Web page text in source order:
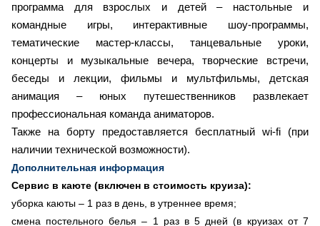
программа для взрослых и детей – настольные и
командные игры, интерактивные шоу-программы,
тематические мастер-классы, танцевальные уроки,
концерты и музыкальные вечера, творческие встречи,
беседы и лекции, фильмы и мультфильмы, детская
анимация – юных путешественников развлекает
профессиональная команда аниматоров.
Также на борту предоставляется бесплатный wi-fi (при
наличии технической возможности).
Дополнительная информация
Сервис в каюте (включен в стоимость круиза):
уборка каюты – 1 раз в день, в утреннее время;
смена постельного белья – 1 раз в 5 дней (в круизах от 7